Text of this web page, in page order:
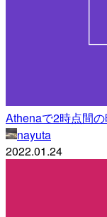
Athenaで2時点間
nayuta
2022.01.24